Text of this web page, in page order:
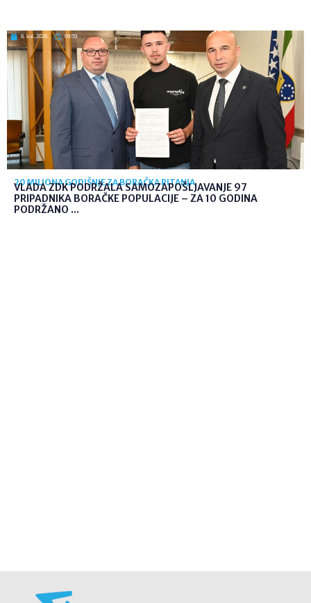
6. kol. 2026 09:59
20 MILIONA GODIŠNJE ZA BORAČKA PITANJA
VLADA ZDK PODRŽALA SAMOZAPOŠLJAVANJE 97
PRIPADNIKA BORAČKE POPULACIJE – ZA 10 GODINA
PODRŽANO ...